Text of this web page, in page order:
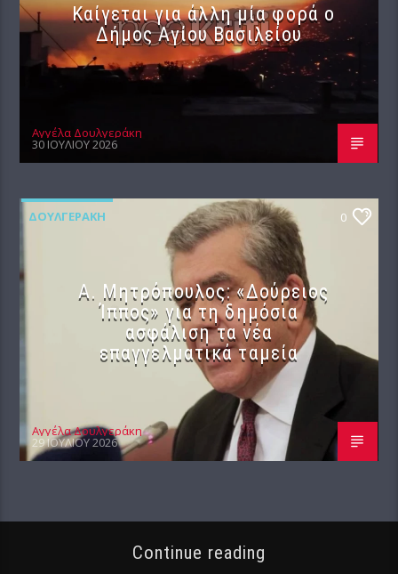
Καίγεται για άλλη μία φορά ο
Δήμος Αγίου Βασιλείου
Αγγέλα Δουλγεράκη
30 ΙΟΥΛΊΟΥ 2026
ΔΟΥΛΓΕΡΆΚΗ 0
Α. Μητρόπουλος: «Δούρειος
Ίππος» για τη δημόσια
ασφάλιση τα νέα
επαγγελματικά ταμεία
Αγγέλα Δουλγεράκη
29 ΙΟΥΛΊΟΥ 2026
Continue reading